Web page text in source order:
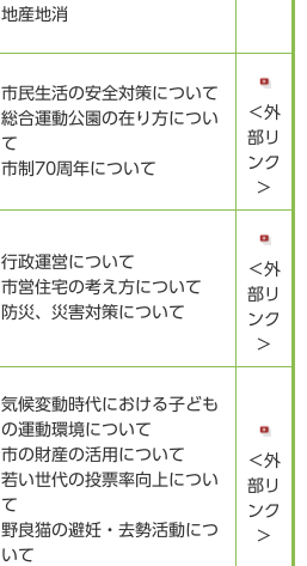
地産地消
市民生活の安全対策について
総合運動公園の在り方につい
て
市制70周年について
＜外
部リ
ンク
＞
行政運営について
市営住宅の考え方について
防災、災害対策について
＜外
部リ
ンク
＞
気候変動時代における子ども
の運動環境について
市の財産の活用について
若い世代の投票率向上につい
て
野良猫の避妊・去勢活動につ
いて
＜外
部リ
ンク
＞